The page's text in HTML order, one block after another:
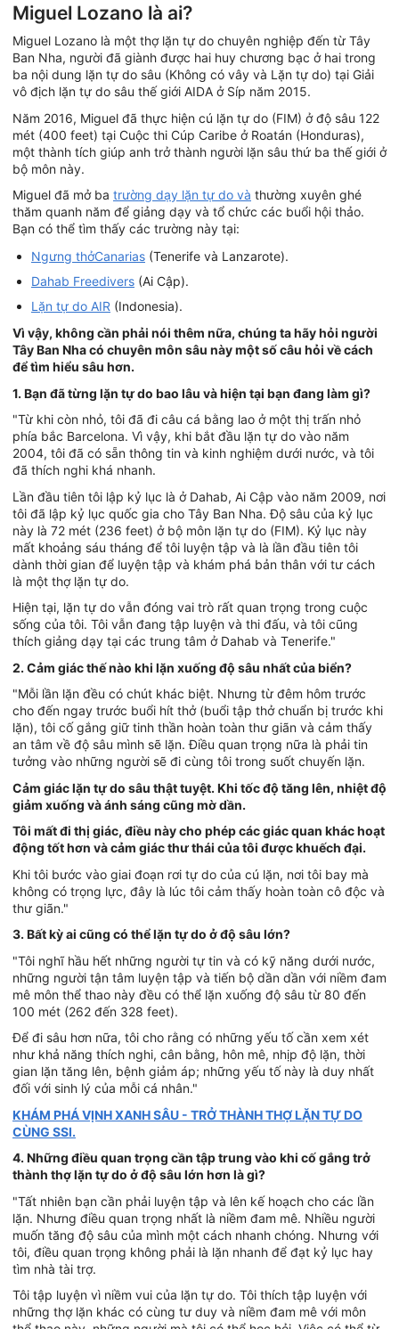
Miguel Lozano là ai?
Miguel Lozano là một thợ lặn tự do chuyên nghiệp đến từ Tây
Ban Nha, người đã giành được hai huy chương bạc ở hai trong
ba nội dung lặn tự do sâu (Không có vây và Lặn tự do) tại Giải
vô địch lặn tự do sâu thế giới AIDA ở Síp năm 2015.
Năm 2016, Miguel đã thực hiện cú lặn tự do (FIM) ở độ sâu 122
mét (400 feet) tại Cuộc thi Cúp Caribe ở Roatán (Honduras),
một thành tích giúp anh trở thành người lặn sâu thứ ba thế giới ở
bộ môn này.
Miguel đã mở ba trường dạy lặn tự do và thường xuyên ghé
thăm quanh năm để giảng dạy và tổ chức các buổi hội thảo.
Bạn có thể tìm thấy các trường này tại:
Ngưng thởCanarias (Tenerife và Lanzarote).
Dahab Freedivers (Ai Cập).
Lặn tự do AIR (Indonesia).
Vì vậy, không cần phải nói thêm nữa, chúng ta hãy hỏi người
Tây Ban Nha có chuyên môn sâu này một số câu hỏi về cách
để tìm hiểu sâu hơn.
1. Bạn đã từng lặn tự do bao lâu và hiện tại bạn đang làm gì?
"Từ khi còn nhỏ, tôi đã đi câu cá bằng lao ở một thị trấn nhỏ
phía bắc Barcelona. Vì vậy, khi bắt đầu lặn tự do vào năm
2004, tôi đã có sẵn thông tin và kinh nghiệm dưới nước, và tôi
đã thích nghi khá nhanh.
Lần đầu tiên tôi lập kỷ lục là ở Dahab, Ai Cập vào năm 2009, nơi
tôi đã lập kỷ lục quốc gia cho Tây Ban Nha. Độ sâu của kỷ lục
này là 72 mét (236 feet) ở bộ môn lặn tự do (FIM). Kỷ lục này
mất khoảng sáu tháng để tôi luyện tập và là lần đầu tiên tôi
dành thời gian để luyện tập và khám phá bản thân với tư cách
là một thợ lặn tự do.
Hiện tại, lặn tự do vẫn đóng vai trò rất quan trọng trong cuộc
sống của tôi. Tôi vẫn đang tập luyện và thi đấu, và tôi cũng
thích giảng dạy tại các trung tâm ở Dahab và Tenerife."
2. Cảm giác thế nào khi lặn xuống độ sâu nhất của biển?
"Mỗi lần lặn đều có chút khác biệt. Nhưng từ đêm hôm trước
cho đến ngay trước buổi hít thở (buổi tập thở chuẩn bị trước khi
lặn), tôi cố gắng giữ tinh thần hoàn toàn thư giãn và cảm thấy
an tâm về độ sâu mình sẽ lặn. Điều quan trọng nữa là phải tin
tưởng vào những người sẽ đi cùng tôi trong suốt chuyến lặn.
Cảm giác lặn tự do sâu thật tuyệt. Khi tốc độ tăng lên, nhiệt độ
giảm xuống và ánh sáng cũng mờ dần.
Tôi mất đi thị giác, điều này cho phép các giác quan khác hoạt
động tốt hơn và cảm giác thư thái của tôi được khuếch đại.
Khi tôi bước vào giai đoạn rơi tự do của cú lặn, nơi tôi bay mà
không có trọng lực, đây là lúc tôi cảm thấy hoàn toàn cô độc và
thư giãn."
3. Bất kỳ ai cũng có thể lặn tự do ở độ sâu lớn?
"Tôi nghĩ hầu hết những người tự tin và có kỹ năng dưới nước,
những người tận tâm luyện tập và tiến bộ dần dần với niềm đam
mê môn thể thao này đều có thể lặn xuống độ sâu từ 80 đến
100 mét (262 đến 328 feet).
Để đi sâu hơn nữa, tôi cho rằng có những yếu tố cần xem xét
như khả năng thích nghi, cân bằng, hôn mê, nhịp độ lặn, thời
gian lặn tăng lên, bệnh giảm áp; những yếu tố này là duy nhất
đối với sinh lý của mỗi cá nhân."
KHÁM PHÁ VỊNH XANH SÂU - TRỞ THÀNH THỢ LẶN TỰ DO
CÙNG SSI.
4. Những điều quan trọng cần tập trung vào khi cố gắng trở
thành thợ lặn tự do ở độ sâu lớn hơn là gì?
"Tất nhiên bạn cần phải luyện tập và lên kế hoạch cho các lần
lặn. Nhưng điều quan trọng nhất là niềm đam mê. Nhiều người
muốn tăng độ sâu của mình một cách nhanh chóng. Nhưng với
tôi, điều quan trọng không phải là lặn nhanh để đạt kỷ lục hay
tìm nhà tài trợ.
Tôi tập luyện vì niềm vui của lặn tự do. Tôi thích tập luyện với
những thợ lặn khác có cùng tư duy và niềm đam mê với môn